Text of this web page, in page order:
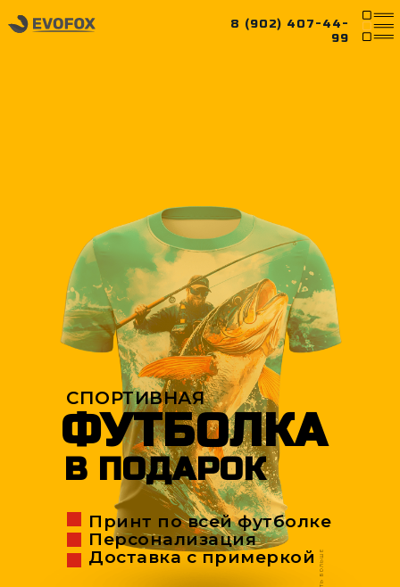
8 (902) 407-44-
99
СПОРТИВНАЯ
Принт по всей футболке
Персонализация
Доставка с примеркой
ФУТБОЛКА
В ПОДАРОК